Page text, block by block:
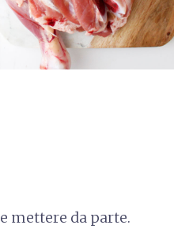
mettere da parte.